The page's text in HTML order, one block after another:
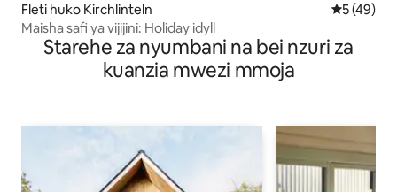
Fleti huko Kirchlinteln Ukadiriaji
5 (49)
Maisha safi ya vijijini: Holiday idyll
Starehe za nyumbani na bei nzuri za
kuanzia mwezi mmoja